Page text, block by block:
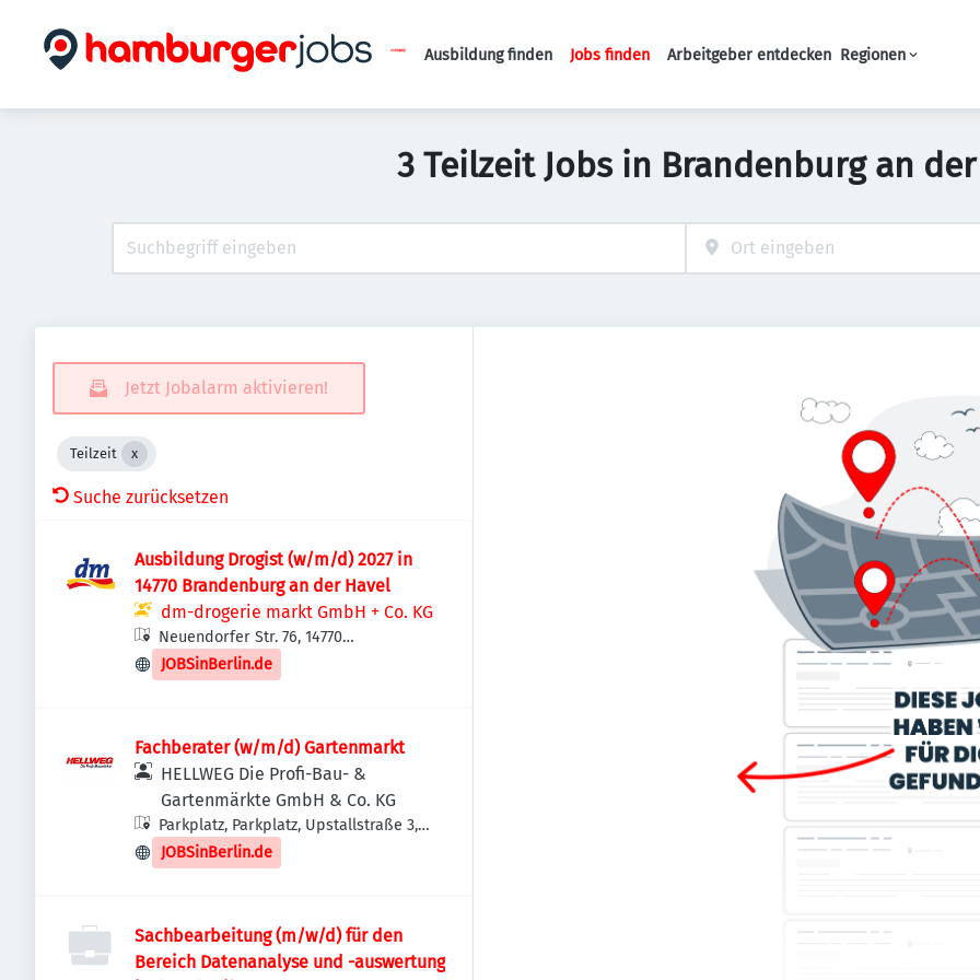
Haupt-Navigation
Ausbildung finden Jobs finden Arbeitgeber entdecken Regionen
3 Teilzeit Jobs in Brandenburg an
Jetzt Jobalarm aktivieren!
Teilzeit
Suche zurücksetzen
Ausbildung Drogist (w/m/d) 2027 in
14770 Brandenburg an der Havel
dm-drogerie markt GmbH + Co. KG
Neuendorfer Str. 76, 14770
Brandenburg an der Havel,
Deutschland
JOBSinBerlin.de
Fachberater (w/m/d) Gartenmarkt
HELLWEG Die Profi-Bau- &
Gartenmärkte GmbH & Co. KG
Parkplatz, Parkplatz, Upstallstraße 3,
14772 Brandenburg an der Havel,
Deutschland
JOBSinBerlin.de
Sachbearbeitung (m/w/d) für den
Bereich Datenanalyse und -auswertung